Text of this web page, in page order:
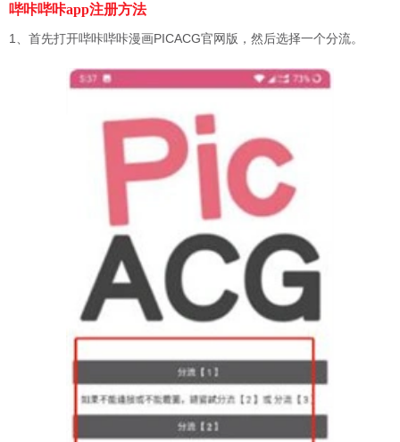
哔咔哔咔app注册方法
1、首先打开哔咔哔咔漫画PICACG官网版，然后选择一个分流。